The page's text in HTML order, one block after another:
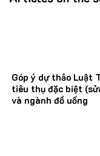
Góp ý dự thảo Luật
tiêu thụ đặc biệt
và ngành đồ uống